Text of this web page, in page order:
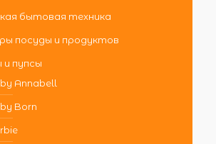
бытовая техника
посуды и продуктов
и пупсы
Annabell
Born